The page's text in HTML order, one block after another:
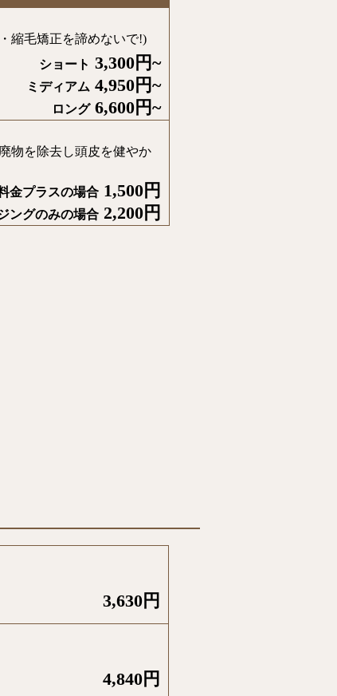
縮毛矯正を諦めないで!)
ショート 3,300円~
ミディアム 4,950円~
ロング6,600円~
物を除去し頭皮を健やか
金プラスの場合 1,500円
ングのみの場合 2,200円
3,630円
4,840円